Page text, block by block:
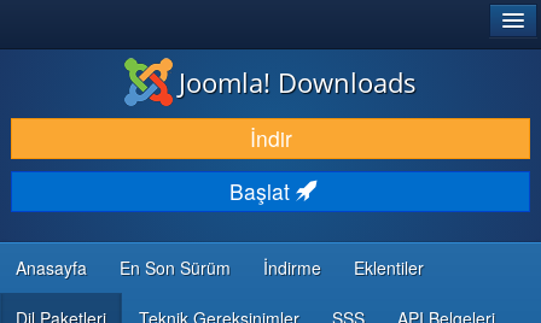
İNDIR & GENIŞLET
KEŞFET & ÖĞREN
TOPLULUK & DESTEK
GELIŞTIRICI KAYNAKLARI
Joomla! Downloads
İndir
Başlat
Anasayfa En Son Sürüm İndirme Eklentiler
Dil Paketleri Teknik Gereksinimler SSS API Belgeleri